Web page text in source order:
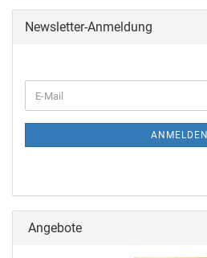
Newsletter-Anmeldung
ANMELDEN
Angebote